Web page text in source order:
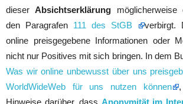
dieserAbsichtserklärung
den Paragrafen 111 des StGB
verbirgt.
online preisgegebene Informationen oder
nicht nur Positives mit sich bringen. In dem
Was wir online unbewusst über uns
WorldWideWeb für uns nutzen können
Hinweise darüber, dass Anonymität im